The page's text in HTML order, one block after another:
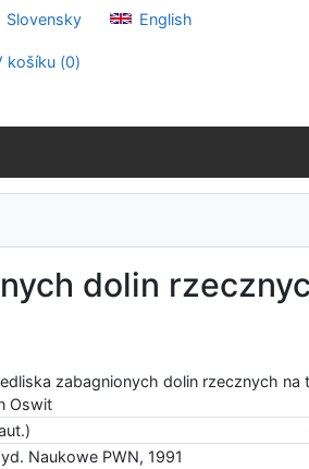
Slovensky English
košíku (0)
dolin
zabagnionych dolin rzecznych na
Oswit
Naukowe PWN, 1991